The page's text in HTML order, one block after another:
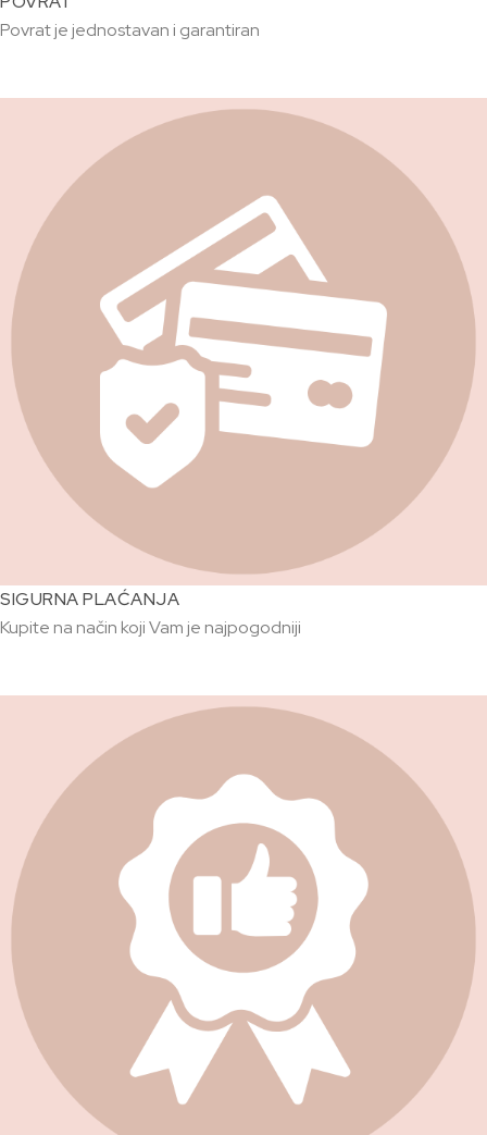
Povrat je jednostavan i garantiran
SIGURNA PLAĆANJA
Kupite na način koji Vam je najpogodniji